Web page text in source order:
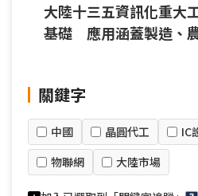
大陸十三五資訊化重大
基礎 應用涵蓋製造、
關鍵字
中國 晶圓代工 IC
物聯網
大陸市場